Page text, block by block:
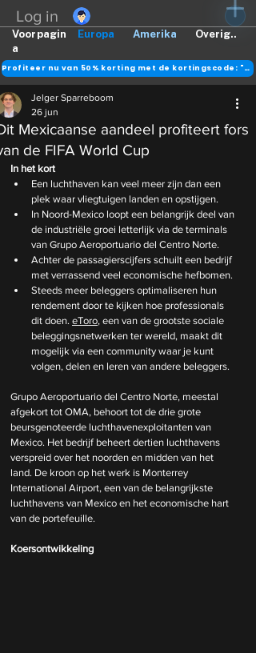
Log in
Europa Amerika Overig..
Voorpagin
a
Profiteer nu van 50% korting met de kortingscode: "DANK"
Mexicaanse aandeel profiteert fors
de FIFA World Cup
Jelger Sparreboom
26 jun
In het kort
Een luchthaven kan veel meer zijn dan een
plek waar vliegtuigen landen en opstijgen.
In Noord-Mexico loopt een belangrijk deel van
de industriële groei letterlijk via de terminals
van Grupo Aeroportuario del Centro Norte.
Achter de passagierscijfers schuilt een bedrijf
met verrassend veel economische hefbomen.
Steeds meer beleggers optimaliseren hun
rendement door te kijken hoe professionals
dit doen. eToro, een van de grootste sociale
beleggingsnetwerken ter wereld, maakt dit
mogelijk via een community waar je kunt
volgen, delen en leren van andere beleggers.
Grupo Aeroportuario del Centro Norte, meestal
afgekort tot OMA, behoort tot de drie grote
beursgenoteerde luchthavenexploitanten van
Mexico. Het bedrijf beheert dertien luchthavens
verspreid over het noorden en midden van het
land. De kroon op het werk is Monterrey
International Airport, een van de belangrijkste
luchthavens van Mexico en het economische hart
van de portefeuille.
Koersontwikkeling